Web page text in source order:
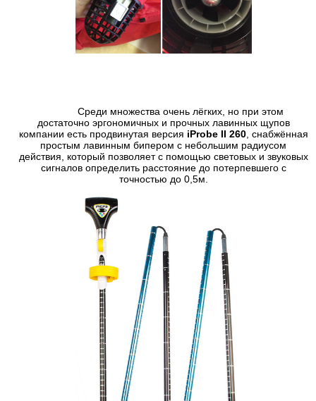
Среди множества очень лёгких, но при этом
достаточно эргономичных и прочных лавинных щупов
компании есть продвинутая версия iProbe II 260, снабжённая
простым лавинным бипером с небольшим радиусом
действия, который позволяет с помощью световых и звуковых
сигналов определить расстояние до потерпевшего с
точностью до 0,5м.